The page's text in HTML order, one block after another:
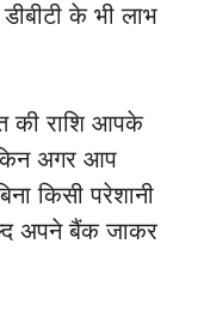
के भी लाभ
की राशि आपके
अगर आप
किसी परेशानी
अपने बैंक जाकर